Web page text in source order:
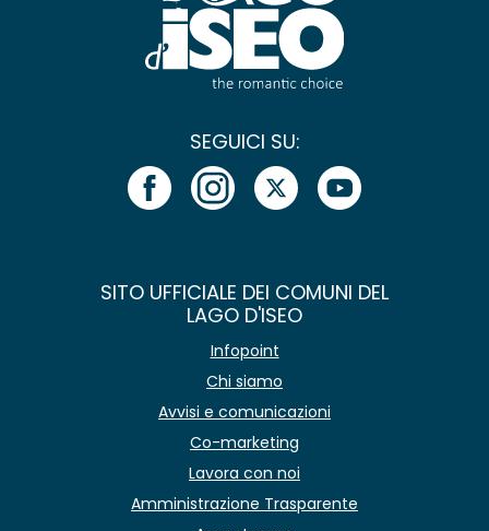
SEGUICI SU:
SITO UFFICIALE DEI COMUNI DEL
LAGO D'ISEO
Infopoint
Chi siamo
Avvisi e comunicazioni
Co-marketing
Lavora con noi
Amministrazione Trasparente